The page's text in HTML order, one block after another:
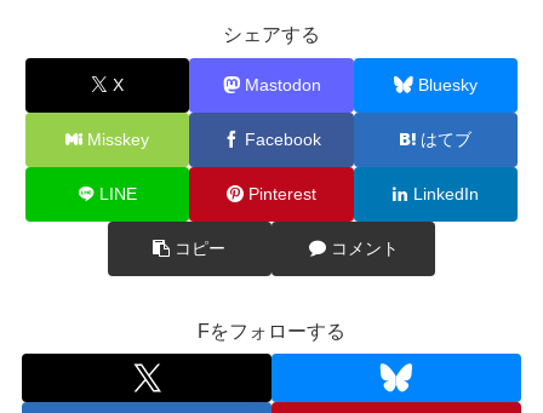
シェアする
X Mastodon Bluesky
Misskey Facebook はてブ
LINE Pinterest LinkedIn
コピー コメント
Fをフォローする